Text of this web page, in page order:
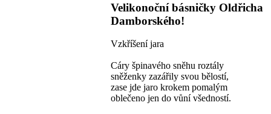
Velikonoční básničky Oldřicha
Damborského!
Vzkříšení jara
Cáry špinavého sněhu roztály
sněženky zazářily svou bělostí,
zase jde jaro krokem pomalým
oblečeno jen do vůní všedností.